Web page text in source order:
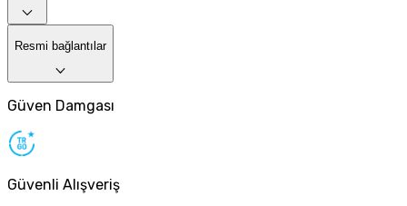
Resmi bağlantılar
Güven Damgası
Güvenli Alışveriş